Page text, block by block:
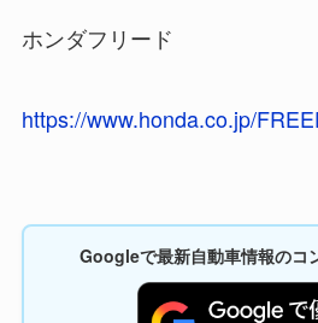
ホンダフリード
https://www.honda.co.jp/
Googleで最新自動車情報のコ